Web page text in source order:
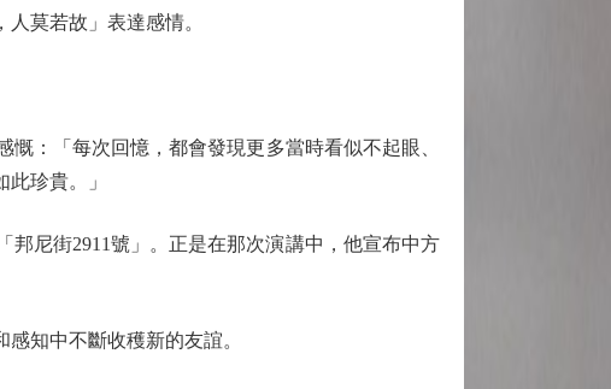
莫若故」表達感情。
：「每次回憶，都會發現更多當時看似不起眼、
珍貴。」
尼街2911號」。正是在那次演講中，他宣布中方
知中不斷收穫新的友誼。